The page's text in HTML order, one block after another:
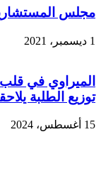
مجلس
1 ديسمبر، 2021
الميراوي في
توزيع الطلبة
15 أغسطس، 2024